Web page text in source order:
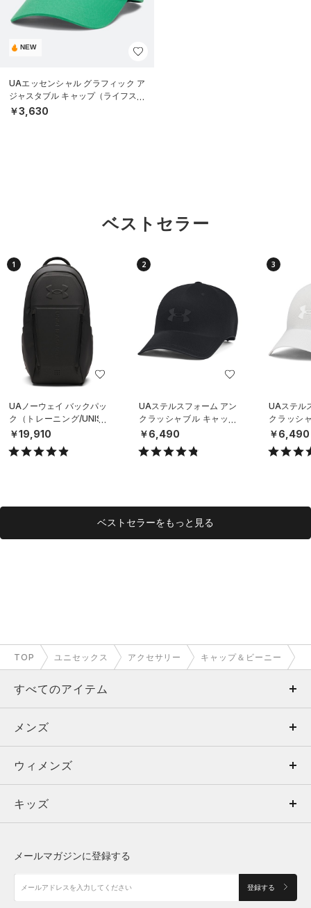
NEW
UAエッセンシャル グラフィック ア
ジャスタブル キャップ（ライフスタ
イル/UNISEX）
￥3,630
ベストセラー
1
UAノーウェイ バックパッ
ク（トレーニング/UNISE
X）
￥19,910
2
UAステルスフォーム アン
クラッシャブル キャップ
（ライフスタイル/UNISE
￥6,490
3
UAステル
クラッシ
（ライフ
￥6,490
ベストセラーをもっと見る
TOP ユニセックス アクセサリー キャップ＆ビーニー
すべてのアイテム
メンズ
ウィメンズ
キッズ
アクセサリー
メンズ
トップス
ボトムス
アクセサリー
ウィメンズ
トップス
シューズ
キッズ
メールマガジンに登録する
登録する